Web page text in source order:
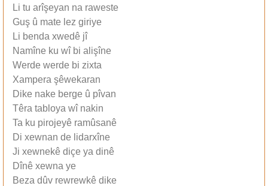
Li tu arîşeyan na raweste
Guş û mate lez giriye
Li benda xwedê jî
Namîne ku wî bi alişîne
Werde werde bi zixta
Xampera şêwekaran
Dike nake berge û pîvan
Têra tabloya wî nakin
Ta ku pirojeyê ramûsanê
Di xewnan de lidarxîne
Ji xewnekê diçe ya dinê
Dînê xewna ye
Beza dûv rewrewkê dike